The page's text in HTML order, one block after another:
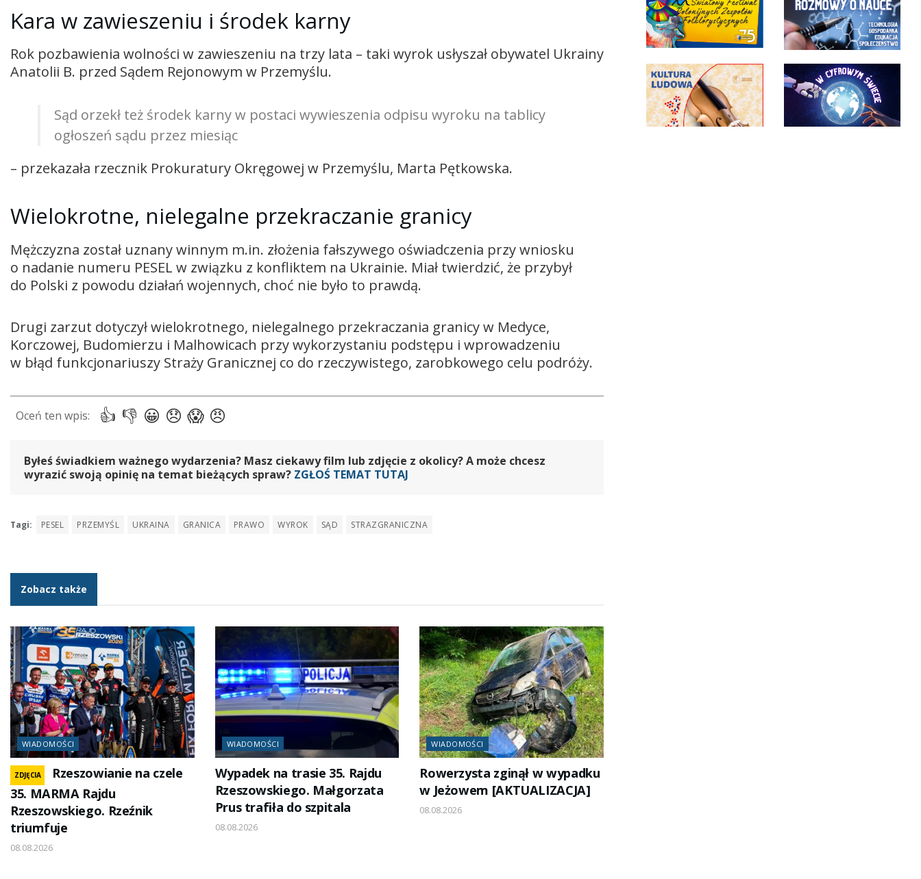
Kara w zawieszeniu i środek karny
Rok pozbawienia wolności w zawieszeniu na trzy lata – taki wyrok usłyszał obywatel Ukrainy
Anatolii B. przed Sądem Rejonowym w Przemyślu.
Sąd orzekł też środek karny w postaci wywieszenia odpisu wyroku na tablicy
ogłoszeń sądu przez miesiąc
– przekazała rzecznik Prokuratury Okręgowej w Przemyślu, Marta Pętkowska.
Wielokrotne, nielegalne przekraczanie granicy
Mężczyzna został uznany winnym m.in. złożenia fałszywego oświadczenia przy wniosku
o nadanie numeru PESEL w związku z konfliktem na Ukrainie. Miał twierdzić, że przybył
do Polski z powodu działań wojennych, choć nie było to prawdą.
Drugi zarzut dotyczył wielokrotnego, nielegalnego przekraczania granicy w Medyce,
Korczowej, Budomierzu i Malhowicach przy wykorzystaniu podstępu i wprowadzeniu
w błąd funkcjonariuszy Straży Granicznej co do rzeczywistego, zarobkowego celu podróży.
Byłeś świadkiem ważnego wydarzenia? Masz ciekawy film lub zdjęcie z okolicy? A może chcesz
wyrazić swoją opinię na temat bieżących spraw? ZGŁOŚ TEMAT TUTAJ
Tagi: PESEL PRZEMYŚL UKRAINA GRANICA PRAWO WYROK SĄD STRAZGRANICZNA
Zobacz także
WIADOMOŚCI
ZDJĘCIA
Rzeszowianie na czele
35. MARMA Rajdu
Rzeszowskiego. Rzeźnik
triumfuje
08.08.2026
WIADOMOŚCI
Wypadek na trasie 35. Rajdu
Rzeszowskiego. Małgorzata
Prus trafiła do szpitala
08.08.2026
WIADOMOŚCI
Rowerzysta zginął w wypadku
w Jeżowem [AKTUALIZACJA]
08.08.2026